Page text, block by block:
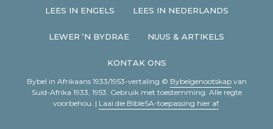
LEES IN ENGELS LEES IN NEDERLANDS
LEWER ‘N BYDRAE NUUS & ARTIKELS
KONTAK ONS
Bybel in Afrikaans 1933/1953-vertaling © Bybelgenootskapvan
Suid-Afrika 1933, 1953. Gebruik met toestemming. Alle regte
voorbehou. | Laai die BibleSA-toepassing hier af.